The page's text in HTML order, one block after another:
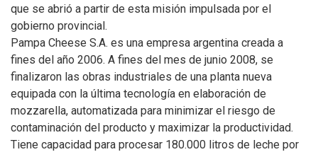
que se abrió a partir de esta misión impulsada por el
gobierno provincial.
Pampa Cheese S.A. es una empresa argentina creada a
fines del año 2006. A fines del mes de junio 2008, se
finalizaron las obras industriales de una planta nueva
equipada con la última tecnología en elaboración de
mozzarella, automatizada para minimizar el riesgo de
contaminación del producto y maximizar la productividad.
Tiene capacidad para procesar 180.000 litros de leche por